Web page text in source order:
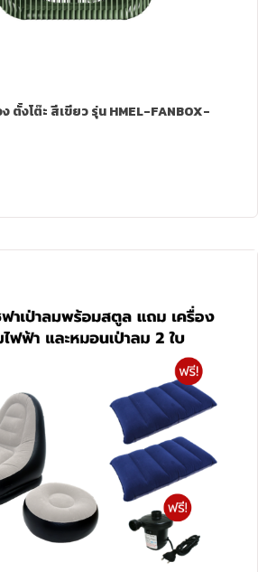
งโต๊ะ สีเขียว รุ่น HMEL-FANBOX-